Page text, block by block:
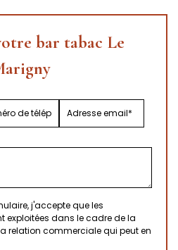
bar tabac Le
j'accepte que les
exploitées dans le cadre de la
relation commerciale qui peut en